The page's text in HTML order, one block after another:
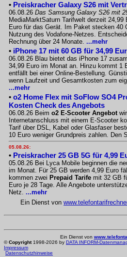
• Preiskracher Galaxy S26 mit
06.08.26 Das Samsung Galaxy S26 mit
MediaMarktSaturn Tarifwelt derzeit
Euro für das Gerät. Im Paket stecken 40
Nutzung des Vodafone-Netzes.
Rechnung über 24 Monate. ...mehr
• iPhone 17 mit 60 GB für 34,99
06.08.26 Blau bietet das iPhone 17
34,99 Euro im Monat an. Hinzu kommt 1
entfällt bei einer Online-Bestellung.
wenn Laufzeit und Gesamtkosten zum
...mehr
• o2 Home Flex mit SoFlow SO4
Kosten Check des Angebots
06.08.26 Beim o2 E-Scooter Angebot
Internetanschluss mit einem E-Scooter
Tarif über DSL, Kabel oder Glasfaser
10 Euro weniger Grundpreis zahlen. Den
05.08.26:
• Preiskracher 25 GB 5G für 4,99
05.08.26 Bei Lyca Mobile beginnen die
im Monat. Für 25 GB werden 4,99 Euro
kommen zwei Prepaid Tarife mit 32 GB
Euro je 28 Tage. Alle Angebote
Netz. ...mehr
Ein Dienst von
Ein Dienst von
©Copyright1998-2026 by DATA INFORM-
Impressum
Datenschutzhinweise